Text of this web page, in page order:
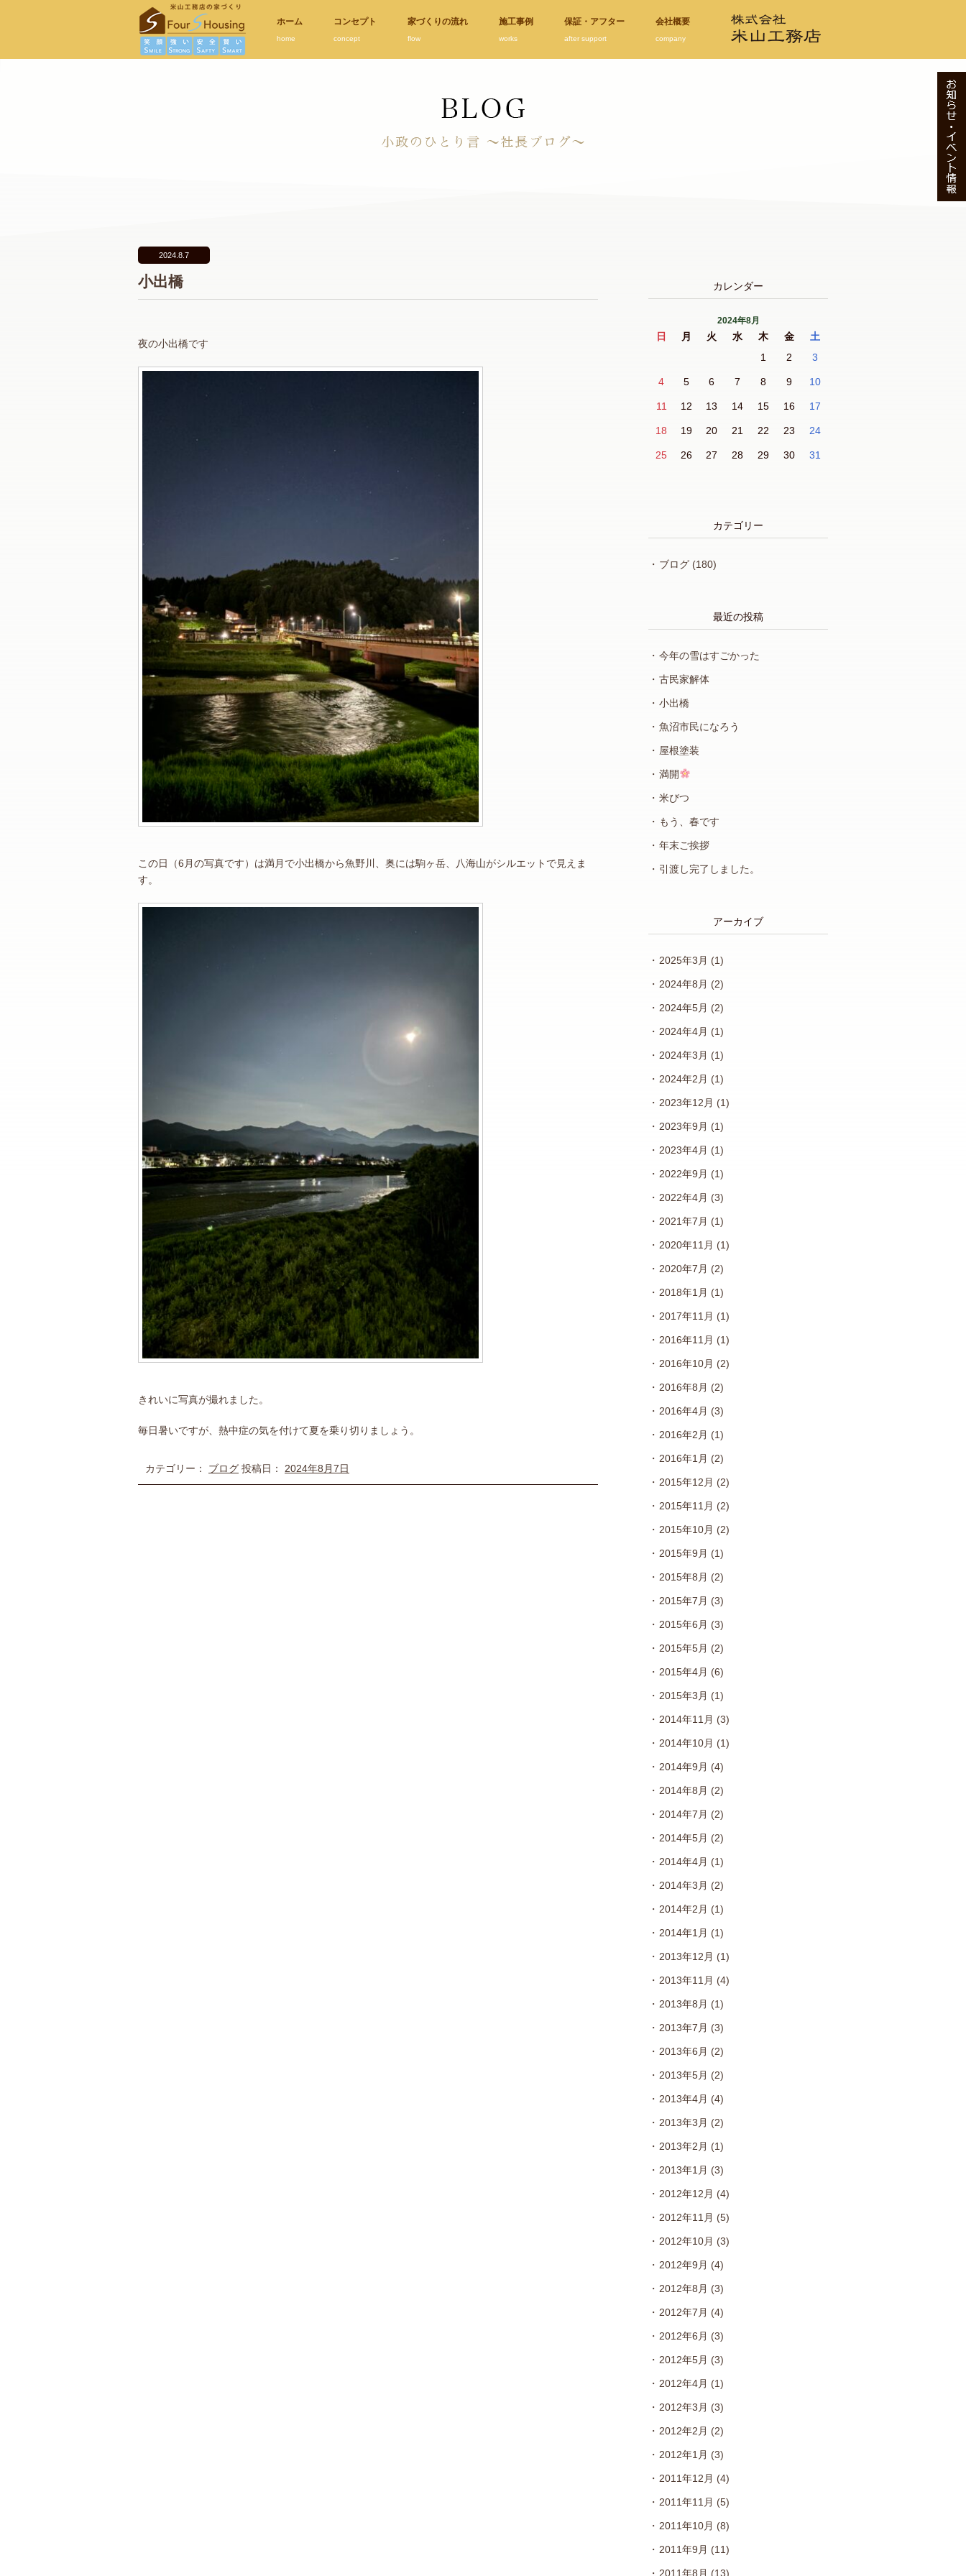
ホーム
home
コンセプト
concept
家づくりの流れ
flow
施工事例
works
保証・アフター
after support
会社概要
company
カレンダー
2024年8月
日 月 火 水 木 金
土
1
2 3
4 5 6 7 8 9 10
11 12 13 14 15 16 17
18 19 20 21 22 23 24
25 26 27 28 29 30 31
カテゴリー
ブログ (180)
最近の投稿
今年の雪はすごかった
古民家解体
小出橋
魚沼市民になろう
屋根塗装
満開
米びつ
もう、春です
年末ご挨拶
引渡し完了しました。
アーカイブ
2025年3月 (1)
2024年8月 (2)
2024年5月 (2)
2024年4月 (1)
2024年3月 (1)
2024年2月 (1)
2023年12月 (1)
2023年9月 (1)
2023年4月 (1)
2022年9月 (1)
2022年4月 (3)
2021年7月 (1)
2020年11月 (1)
2020年7月 (2)
2018年1月 (1)
2017年11月 (1)
2016年11月 (1)
2016年10月 (2)
2016年8月 (2)
2016年4月 (3)
2016年2月 (1)
2016年1月 (2)
2015年12月 (2)
2015年11月 (2)
2015年10月 (2)
2015年9月 (1)
2015年8月 (2)
2015年7月 (3)
2015年6月 (3)
2015年5月 (2)
2015年4月 (6)
2015年3月 (1)
2014年11月 (3)
2014年10月 (1)
2014年9月 (4)
2014年8月 (2)
2014年7月 (2)
2014年5月 (2)
2014年4月 (1)
2014年3月 (2)
2014年2月 (1)
2014年1月 (1)
2013年12月 (1)
2013年11月 (4)
2013年8月 (1)
2013年7月 (3)
2013年6月 (2)
2013年5月 (2)
2013年4月 (4)
2013年3月 (2)
2013年2月 (1)
2013年1月 (3)
2012年12月 (4)
2012年11月 (5)
2012年10月 (3)
2012年9月 (4)
2012年8月 (3)
2012年7月 (4)
2012年6月 (3)
2012年5月 (3)
2012年4月 (1)
2012年3月 (3)
2012年2月 (2)
2012年1月 (3)
2011年12月 (4)
2011年11月 (5)
2011年10月 (8)
2011年9月 (11)
2011年8月 (13)
2024.8.7
小出橋
夜の小出橋です
この日（6月の写真です）は満月で小出橋から魚野川、奥には駒ヶ岳、八海山がシルエットで見えま
す。
きれいに写真が撮れました。
毎日暑いですが、熱中症の気を付けて夏を乗り切りましょう。
カテゴリー： ブログ 投稿日： 2024年8月7日